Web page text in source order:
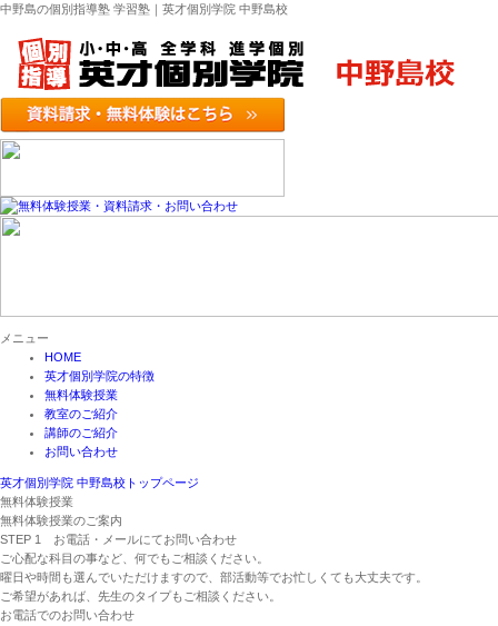
中野島の個別指導塾 学習塾｜英才個別学院 中野島校
メニュー
HOME
英才個別学院の特徴
無料体験授業
教室のご紹介
講師のご紹介
お問い合わせ
英才個別学院 中野島校トップページ
無料体験授業
無料体験授業のご案内
STEP 1
お電話・メールにてお問い合わせ
ご心配な科目の事など、何でもご相談ください。
曜日や時間も選んでいただけますので、部活動等でお忙しくても大丈夫です。
ご希望があれば、先生のタイプもご相談ください。
お電話でのお問い合わせ